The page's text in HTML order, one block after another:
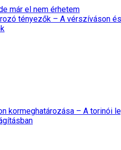
már el nem érhetem
tényezők – A vérszíváson
kormeghatározása – A torinói